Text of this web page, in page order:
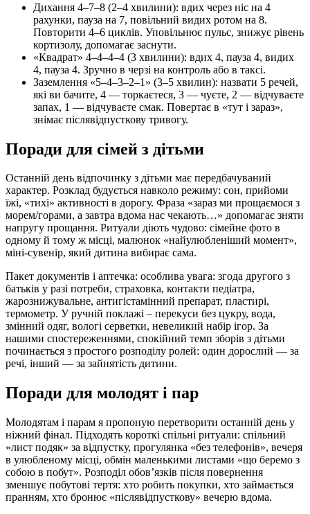
Дихання 4–7–8 (2–4 хвилини): вдих через ніс на 4
рахунки, пауза на 7, повільний видих ротом на 8.
Повторити 4–6 циклів. Уповільнює пульс, знижує рівень
кортизолу, допомагає заснути.
«Квадрат» 4–4–4–4 (3 хвилини): вдих 4, пауза 4, видих
4, пауза 4. Зручно в черзі на контроль або в таксі.
Заземлення «5–4–3–2–1» (3–5 хвилин): назвати 5 речей,
які ви бачите, 4 — торкаєтеся, 3 — чуєте, 2 — відчуваєте
запах, 1 — відчуваєте смак. Повертає в «тут і зараз»,
знімає післявідпусткову тривогу.
Поради для сімей з дітьми
Останній день відпочинку з дітьми має передбачуваний
характер. Розклад будується навколо режиму: сон, прийоми
їжі, «тихі» активності в дорогу. Фраза «зараз ми прощаємося з
морем/горами, а завтра вдома нас чекають…» допомагає зняти
напругу прощання. Ритуали діють чудово: сімейне фото в
одному й тому ж місці, малюнок «найулюбленіший момент»,
міні-сувенір, який дитина вибирає сама.
Пакет документів і аптечка: особлива увага: згода другого з
батьків у разі потреби, страховка, контакти педіатра,
жарознижувальне, антигістамінний препарат, пластирі,
термометр. У ручній поклажі – перекуси без цукру, вода,
змінний одяг, вологі серветки, невеликий набір ігор. За
нашими спостереженнями, спокійний темп зборів з дітьми
починається з простого розподілу ролей: один дорослий — за
речі, інший — за зайнятість дитини.
Поради для молодят і пар
Молодятам і парам я пропоную перетворити останній день у
ніжний фінал. Підходять короткі спільні ритуали: спільний
«лист подяк» за відпустку, прогулянка «без телефонів», вечеря
в улюбленому місці, обмін маленькими листами «що беремо з
собою в побут». Розподіл обов’язків після повернення
зменшує побутові тертя: хто робить покупки, хто займається
пранням, хто бронює «післявідпусткову» вечерю вдома.